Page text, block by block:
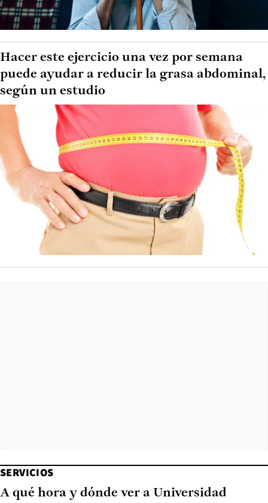
Hacer este ejercicio una vez por semana
puede ayudar a reducir la grasa abdominal,
según un estudio
SERVICIOS
A qué hora y dónde ver a Universidad